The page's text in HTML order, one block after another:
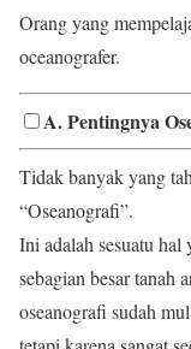
Orang yang
oceanografer.
A. Pentingnya
Tidak banyak yang
“Oseanografi”.
Ini adalah sesuatu
sebagian besar tanah
oseanografi sudah